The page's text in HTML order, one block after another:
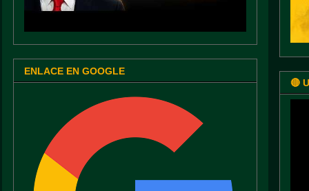
🔴
ENLACE EN GOOGLE